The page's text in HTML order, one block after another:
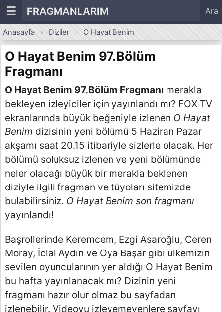
☰ FRAGMANLARIM Ara
Anasayfa Diziler O Hayat Benim
O Hayat Benim 97.Bölüm
Fragmanı
O Hayat Benim 97.Bölüm Fragmanı merakla
bekleyen izleyiciler için yayınlandı mı? FOX TV
ekranlarında büyük beğeniyle izlenen O Hayat
Benim dizisinin yeni bölümü 5 Haziran Pazar
akşamı saat 20.15 itibariyle sizlerle olacak. Her
bölümü soluksuz izlenen ve yeni bölümünde
neler olacağı büyük bir merakla beklenen
diziyle ilgili fragman ve tüyoları sitemizde
bulabilirsiniz. O Hayat Benim son fragmanı
yayınlandı!
Başrollerinde Keremcem, Ezgi Asaroğlu, Ceren
Moray, İclal Aydın ve Oya Başar gibi ülkemizin
sevilen oyuncularının yer aldığı O Hayat Benim
bu hafta yayınlanacak mı? Dizinin yeni
fragmanı hazır olur olmaz bu sayfadan
izlenebilir. Videoyu izleyemeyenlere sayfayı